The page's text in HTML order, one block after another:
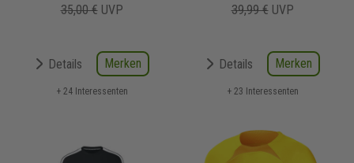
35,00 € UVP
Details Merken
+ 24 Interessenten
39,99 € UVP
Details Merken
+ 23 Interessenten